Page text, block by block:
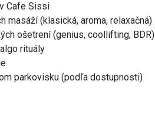
Cafe Sissi
masáží (klasická, aroma, relaxačná)
ošetrení (genius, coollifting, BDR)
rituály
parkovisku (podľa dostupnosti)